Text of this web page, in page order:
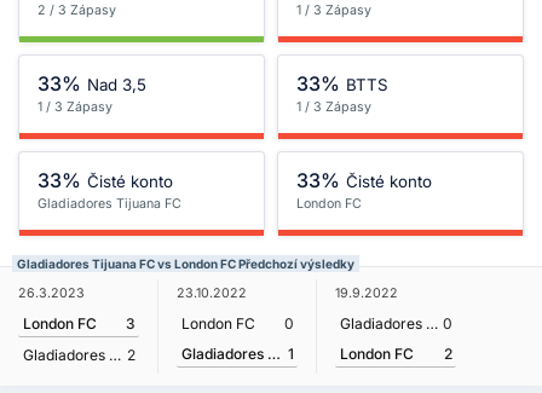
2 / 3 Zápasy 1 / 3 Zápasy
33% Nad 3,5
1 / 3 Zápasy
33% BTTS
1 / 3 Zápasy
33% Čisté konto
Gladiadores Tijuana FC
33% Čisté konto
London FC
Gladiadores Tijuana FC vs London FC Předchozí výsledky
26.3.2023
London FC
3
Gladiadores Tijuana FC 2
23.10.2022
London FC
0
Gladiadores Tijuana FC 1
19.9.2022
Gladiadores Tijuana FC 0
London FC
2